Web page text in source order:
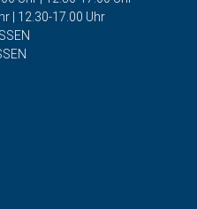
| 12.30-17.00 Uhr